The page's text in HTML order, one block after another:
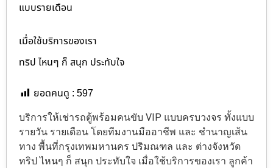
แบบรายเดือน
เมื่อใช้บริการของเรา
ทริป ไหนๆ ก็ สนุก ประทับใจ
ยอดคนดู : 597
บริการให้เช่ารถตู้พร้อมคนขับ VIP แบบครบวงจร ทั้งแบบ
รายวัน รายเดือน โดยทีมงานมืออาชีพ และ ชำนาญเส้น
ทาง พื้นที่กรุงเทพมหานคร ปริมณฑล และ ต่างจังหวัด
ทริป ไหนๆ ก็ สนุก ประทับใจ เมื่อใช้บริการของเรา ลูกค้า